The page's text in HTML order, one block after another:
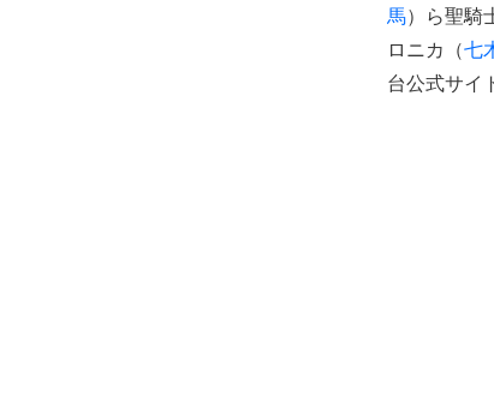
馬）ら聖騎
ロニカ（七
台公式サイ